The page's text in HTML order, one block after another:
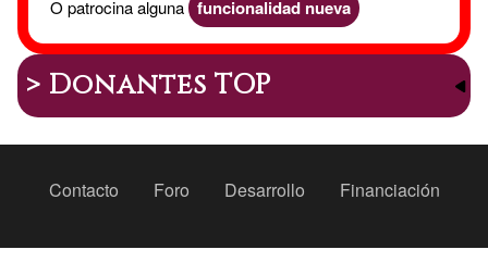
O patrocina alguna funcionalidad nueva
> Donantes TOP
PeuContacto Foro Desarrollo Financiación